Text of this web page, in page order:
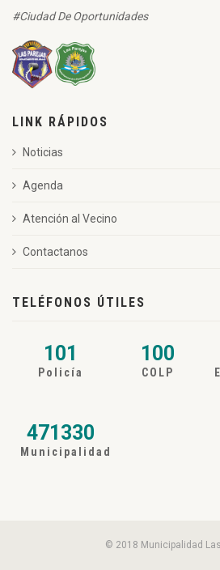
#Ciudad De Oportunidades
LINK RÁPIDOS
Noticias
Agenda
Atención al Vecino
Contactanos
TELÉFONOS ÚTILES
101
Policía
100
COLP
471330
Municipalidad
© 2018 Municipalidad